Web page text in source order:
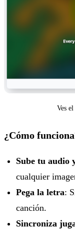
Ves
¿Cómo
Sube tu audio
cualquier
Pega la letra:
canción.
Sincroniza